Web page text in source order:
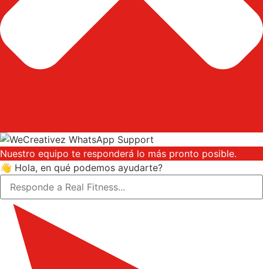
Nuestro equipo te responderá lo más pronto posible.
👋 Hola, en qué podemos ayudarte?